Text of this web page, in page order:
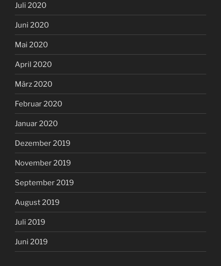
Juli 2020
Juni 2020
Mai 2020
April 2020
März 2020
Februar 2020
Januar 2020
Dezember 2019
November 2019
September 2019
August 2019
Juli 2019
Juni 2019